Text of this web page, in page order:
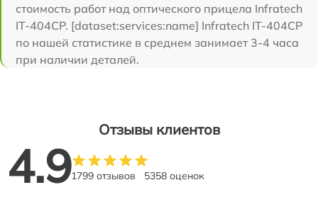
стоимость работ над оптического прицела Infratech
IT-404CP. [dataset:services:name] Infratech IT-404CP
по нашей статистике в среднем занимает 3-4 часа
при наличии деталей.
Отзывы клиентов
4.91799 отзывов 5358 оценок